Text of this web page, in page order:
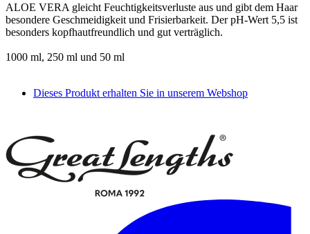
ALOE VERA gleicht Feuchtigkeitsverluste aus und gibt dem Haar
besondere Geschmeidigkeit und Frisierbarkeit. Der pH-Wert 5,5 ist
besonders kopfhautfreundlich und gut verträglich.
1000 ml, 250 ml und 50 ml
Dieses Produkt erhalten Sie in unserem Webshop